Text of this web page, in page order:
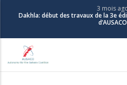
principal
3 mois
Dakhla: début des travaux de la 3e
d’AUSACO